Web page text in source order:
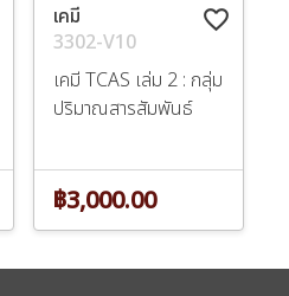
favorite_border
เคมี
3302-V10
เคมี TCAS เล่ม 2 : กลุ่ม
ปริมาณสารสัมพันธ์
฿3,000.00